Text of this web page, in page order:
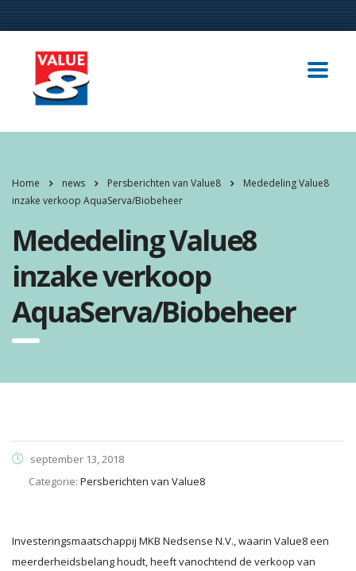
Home news Persberichten van Value8
Mededeling Value8
inzake verkoop AquaServa/Biobeheer
Mededeling Value8
inzake verkoop
AquaServa/Biobeheer
september 13, 2018
Categorie: Persberichten van Value8
Investeringsmaatschappij MKB Nedsense N.V., waarin Value8 een
meerderheidsbelang houdt, heeft vanochtend de verkoop van